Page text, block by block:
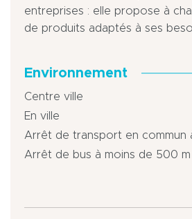
entreprises : elle propose à
de produits adaptés à ses
Environnement
Centre ville
En ville
Arrêt de transport en commun
Arrêt de bus à moins de 500 m